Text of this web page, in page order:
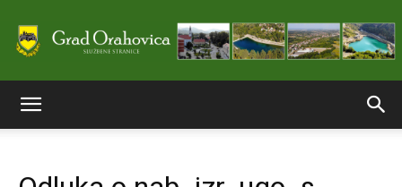
stranice